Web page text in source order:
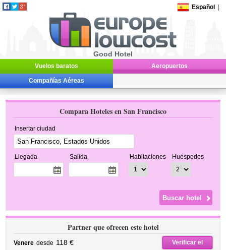
Español
Good Hotel
Vuelos baratos Aeropuertos
Compañías Aéreas
Compara Hoteles en San Francisco
Insertar ciudad
Llegada Salida Habitaciones Huéspedes
Partner que ofrecen este hotel
Venere desde 118 €
Verificar el